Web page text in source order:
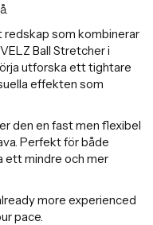
som kombinerar
Ball Stretcher i
utforska ett tightare
effekten som
den en fast men flexibel
Perfekt för både
ett mindre och mer
more experienced
pace.